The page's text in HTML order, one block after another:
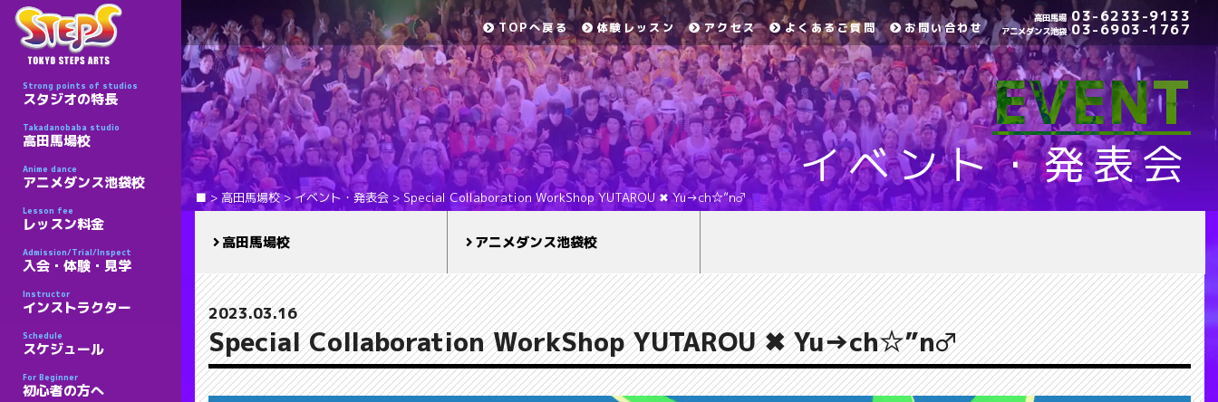
Strong points of studios
スタジオの特長
Takadanobaba studio
高田馬場校
Anime dance
アニメダンス池袋校
Lesson fee
レッスン料金
Admission/Trial/Inspect
入会・体験・見学
Instructor
インストラクター
Schedule
スケジュール
For Beginner
初心者の方へ
TOPへ戻る 体験レッスン アクセス よくあるご質問 お問い合わせ
高田馬場 03-6233-9133
アニメダンス池袋 03-6903-1767
EVENT
イベント・発表会
■ > 高田馬場校 > イベント・発表会 > Special Collaboration WorkShop YUTAROU ✖ Yu→ch☆”n♂
高田馬場校 アニメダンス池袋校
2023.03.16
Special Collaboration WorkShop YUTAROU ✖ Yu→ch☆”n♂